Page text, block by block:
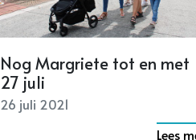
Nog Margriete tot en met
27 juli
26 juli 2021
Lees